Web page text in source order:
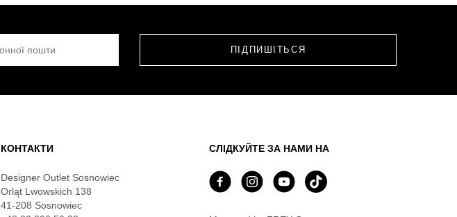
КОНТАКТИ
Designer Outlet Sosnowiec
Orląt Lwowskich 138
41-208 Sosnowiec
СЛІДКУЙТЕ ЗА НАМИ НА